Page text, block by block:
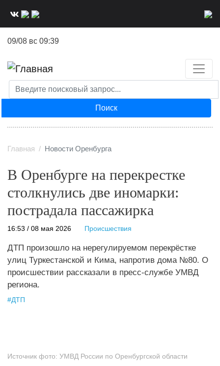
09/08 вс 09:39
Поиск
Главная Новости Оренбурга
В Оренбурге на перекрестке
столкнулись две иномарки:
пострадала пассажирка
16:53 / 08 мая 2026 Происшествия
ДТП произошло на нерегулируемом перекрёстке
улиц Туркестанской и Кима, напротив дома №80. О
происшествии рассказали в пресс-службе УМВД
региона.
#ДТП
Источник фото: УМВД России по Оренбургской области